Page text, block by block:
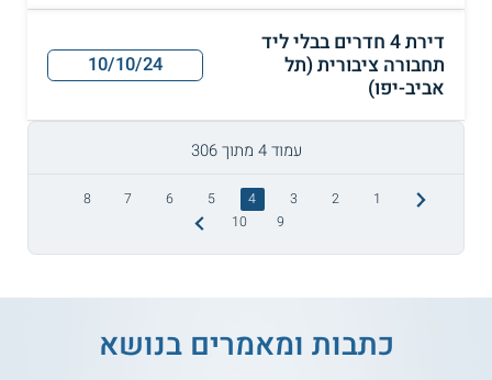
דירת 4 חדרים בבלי ליד
תחבורה ציבורית (תל
אביב-יפו)
10/10/24
עמוד 4 מתוך 306
1
2
3
4
5
6
7
8
9
10
כתבות ומאמרים בנושא